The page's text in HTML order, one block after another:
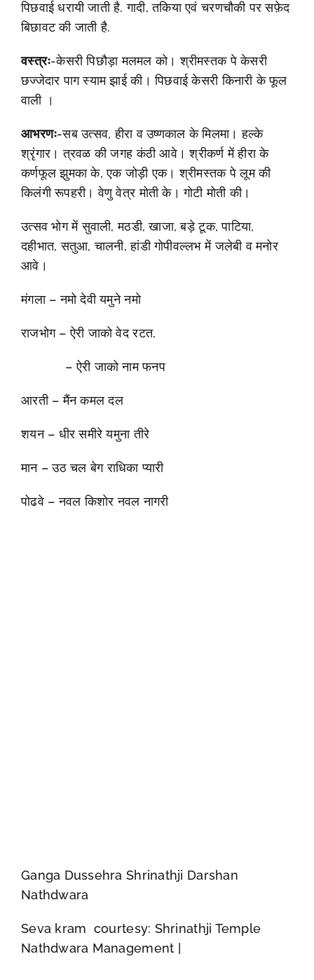
पिछवाई धरायी जाती है. गादी, तकिया एवं चरणचौकी पर सफ़ेद
बिछावट की जाती है.
वस्त्रः-केसरी पिछौड़ा मलमल को। श्रीमस्तक पे केसरी
छज्जेदार पाग स्याम झाई की। पिछवाई केसरी किनारी के फूल
वाली ।
आभरणः-सब उत्सव, हीरा व उष्णकाल के मिलमा। हल्के
श्रृंगार। त्रवळ की जगह कंठी आवे। श्रीकर्ण में हीरा के
कर्णफूल झुमका के, एक जोड़ी एक। श्रीमस्तक पे लूम की
किलंगी रूपहरी। वेणु वेत्र मोती के। गोटी मोती की।
उत्सव भोग में सुवाली, मठडी, खाजा, बड़े टूक, पाटिया,
दहीभात, सतुआ, चालनी, हांडी गोपीवल्लभ में जलेबी व मनोर
आवे।
मंगला – नमो देवी यमुने नमो
राजभोग – ऐरी जाको वेद रटत,
– ऐरी जाको नाम फनप
आरती – मैंन कमल दल
शयन – धीर समीरे यमुना तीरे
मान – उठ चल बेग राधिका प्यारी
पोढवे – नवल किशोर नवल नागरी
Ganga Dussehra Shrinathji Darshan
Nathdwara
Seva kram courtesy: Shrinathji Temple
Nathdwara Management |